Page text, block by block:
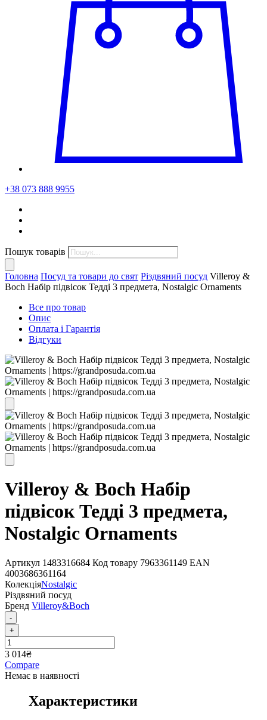
+38 073 888 9955
Пошук товарів
Головна Посуд та товари до свят Різдвяний посуд Villeroy &
Boch Набір підвісок Тедді 3 предмета, Nostalgic Ornaments
Все про товар
Опис
Оплата і Гарантія
Відгуки
Villeroy & Boch Набір
підвісок Тедді 3 предмета,
Nostalgic Ornaments
Артикул 1483316684 Код товару 7963361149 EAN
4003686361164
КолекціяNostalgic
Різдвяний посуд
Бренд Villeroy&Boch
-
+
3 014₴
Compare
Немає в наявності
Характеристики